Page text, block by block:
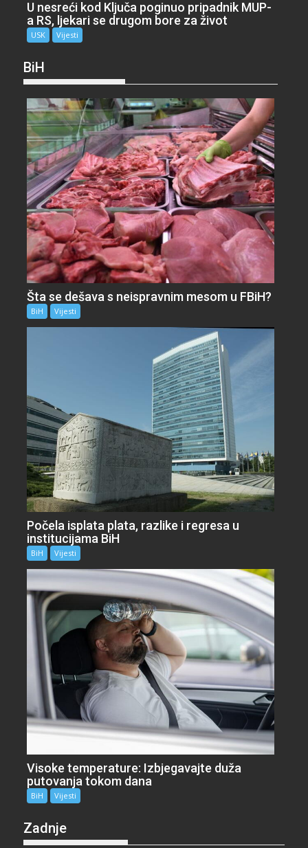
U nesreći kod Ključa poginuo pripadnik MUP-
a RS, ljekari se drugom bore za život
USK Vijesti
BiH
Šta se dešava s neispravnim mesom u FBiH?
BiH Vijesti
Počela isplata plata, razlike i regresa u
institucijama BiH
BiH Vijesti
Visoke temperature: Izbjegavajte duža
putovanja tokom dana
BiH Vijesti
Zadnje